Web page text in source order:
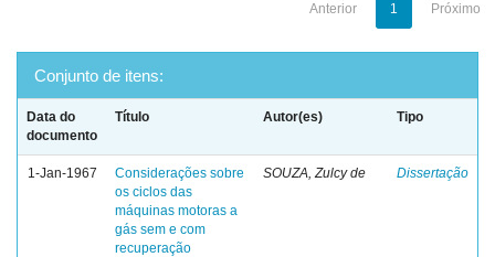
Anterior 1 Próximo
Conjunto de itens:
Data do
documento
Título Autor(es) Tipo
1-Jan-1967
Considerações sobre
os ciclos das
máquinas motoras a
gás sem e com
recuperação
SOUZA, Zulcy de Dissertação